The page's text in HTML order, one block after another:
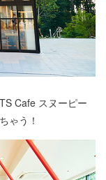
Cafe スヌーピー
ゃう！